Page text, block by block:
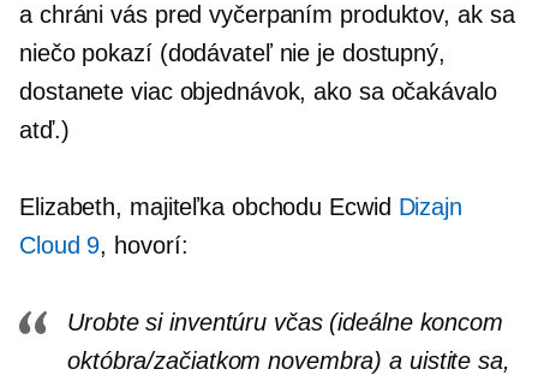
a chráni vás pred vyčerpaním produktov, ak sa
niečo pokazí (dodávateľ nie je dostupný,
dostanete viac objednávok, ako sa očakávalo
atď.)
Elizabeth, majiteľka obchodu Ecwid Dizajn
Cloud 9, hovorí:
Urobte si inventúru včas (ideálne koncom
októbra/začiatkom novembra) a uistite sa,